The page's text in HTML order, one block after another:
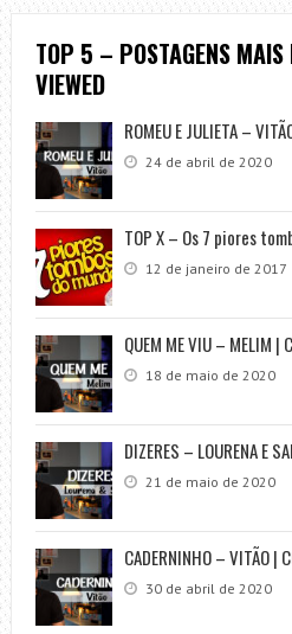
TOP 5 – POSTAGENS
VIEWED
ROMEU E JULIETA –
24 de abril de 2020
TOP X – Os 7 piores
12 de janeiro de 2017
QUEM ME VIU – MELIM |
18 de maio de 2020
DIZERES – LOURENA E
21 de maio de 2020
CADERNINHO – VITÃO |
30 de abril de 2020